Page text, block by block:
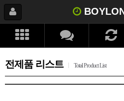
전제품 리스트 Total Product List